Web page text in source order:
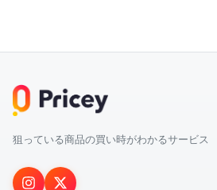
狙っている商品の買い時がわかるサービ